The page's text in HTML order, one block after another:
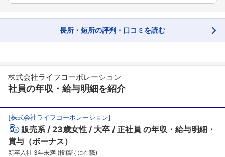
フォローしました
こちらの企業もフォローしませんか？
長所・短所の評判・口コミを読む
株式会社ライフコーポレーション
社員の年収・給与明細を紹介
[株式会社ライフコーポレーション]
販売系 23歳女性 大卒 正社員 の年収・給与明細・
賞与（ボーナス）
新卒入社 3年未満 (投稿時に在職)